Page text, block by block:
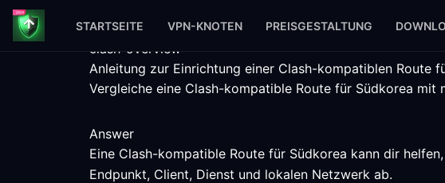
STARTSEITE VPN-KNOTEN PREISGESTALTUNG
clash-overview
Anleitung zur Einrichtung einer Clash-kompatiblen Route
Vergleiche eine Clash-kompatible Route für Südkorea
Answer
Eine Clash-kompatible Route für Südkorea kann dir
Endpunkt, Client, Dienst und lokalen Netzwerk ab.